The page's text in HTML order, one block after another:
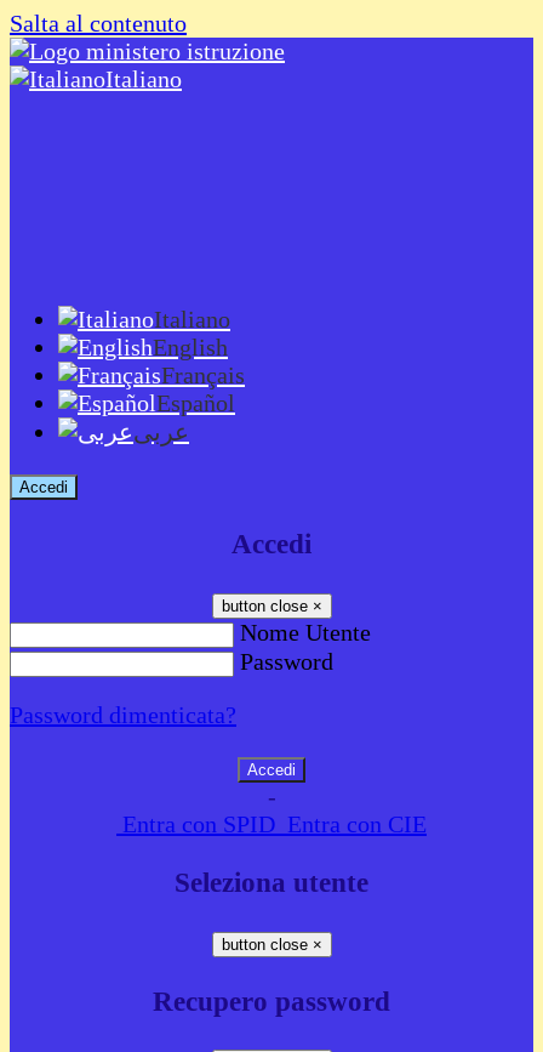
Salta al contenuto
Italiano
Italiano
English
Français
Español
عربى
Accedi
Accedi
button close ×
Nome Utente
Password
Password dimenticata?
-
Entra con SPID Entra con CIE
Seleziona utente
button close ×
Recupero password